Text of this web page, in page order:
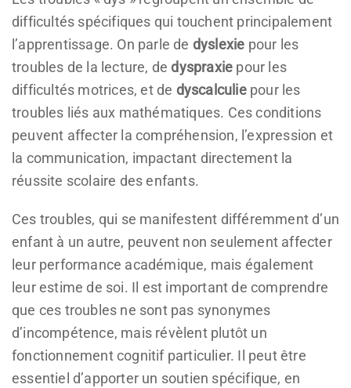
difficultés spécifiques qui touchent principalement
l’apprentissage. On parle de dyslexie pour les
troubles de la lecture, dedyspraxie pour les
difficultés motrices, et de dyscalculiepour les
troubles liés aux mathématiques. Ces conditions
peuvent affecter la compréhension, l’expression et
la communication, impactant directement la
réussite scolaire des enfants.
Ces troubles, qui se manifestent différemment d’un
enfant à un autre, peuvent non seulement affecter
leur performance académique, mais également
leur estime de soi. Il est important de comprendre
que ces troubles ne sont pas synonymes
d’incompétence, mais révèlent plutôt un
fonctionnement cognitif particulier. Il peut être
essentiel d’apporter un soutien spécifique, en